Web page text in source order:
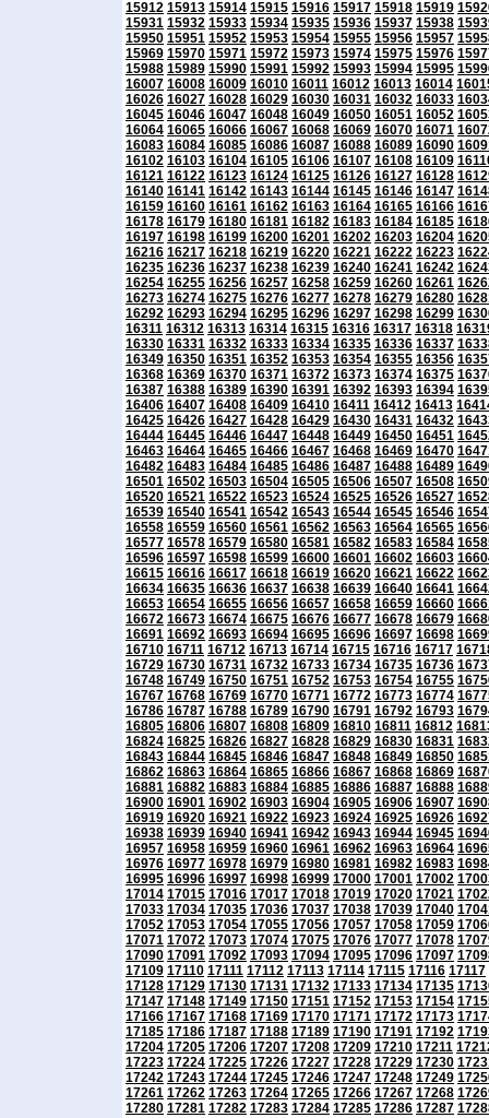
15912 15913 15914 15915 15916 15917 15918 15919
15931 15932 15933 15934 15935 15936 15937 15938
15950 15951 15952 15953 15954 15955 15956 15957
15969 15970 15971 15972 15973 15974 15975 15976
15988 15989 15990 15991 15992 15993 15994 15995
16007 16008 16009 16010 16011 16012 16013 16014
16026 16027 16028 16029 16030 16031 16032 16033
16045 16046 16047 16048 16049 16050 16051 16052
16064 16065 16066 16067 16068 16069 16070 16071
16083 16084 16085 16086 16087 16088 16089 16090
16102 16103 16104 16105 16106 16107 16108 16109
16121 16122 16123 16124 16125 16126 16127 16128
16140 16141 16142 16143 16144 16145 16146 16147
16159 16160 16161 16162 16163 16164 16165 16166
16178 16179 16180 16181 16182 16183 16184 16185
16197 16198 16199 16200 16201 16202 16203 16204
16216 16217 16218 16219 16220 16221 16222 16223
16235 16236 16237 16238 16239 16240 16241 16242
16254 16255 16256 16257 16258 16259 16260 16261
16273 16274 16275 16276 16277 16278 16279 16280
16292 16293 16294 16295 16296 16297 16298 16299
16311 16312 16313 16314 16315 16316 16317 16318
16330 16331 16332 16333 16334 16335 16336 16337
16349 16350 16351 16352 16353 16354 16355 16356
16368 16369 16370 16371 16372 16373 16374 16375
16387 16388 16389 16390 16391 16392 16393 16394
16406 16407 16408 16409 16410 16411 16412 16413
16425 16426 16427 16428 16429 16430 16431 16432
16444 16445 16446 16447 16448 16449 16450 16451
16463 16464 16465 16466 16467 16468 16469 16470
16482 16483 16484 16485 16486 16487 16488 16489
16501 16502 16503 16504 16505 16506 16507 16508
16520 16521 16522 16523 16524 16525 16526 16527
16539 16540 16541 16542 16543 16544 16545 16546
16558 16559 16560 16561 16562 16563 16564 16565
16577 16578 16579 16580 16581 16582 16583 16584
16596 16597 16598 16599 16600 16601 16602 16603
16615 16616 16617 16618 16619 16620 16621 16622
16634 16635 16636 16637 16638 16639 16640 16641
16653 16654 16655 16656 16657 16658 16659 16660
16672 16673 16674 16675 16676 16677 16678 16679
16691 16692 16693 16694 16695 16696 16697 16698
16710 16711 16712 16713 16714 16715 16716 16717
16729 16730 16731 16732 16733 16734 16735 16736
16748 16749 16750 16751 16752 16753 16754 16755
16767 16768 16769 16770 16771 16772 16773 16774
16786 16787 16788 16789 16790 16791 16792 16793
16805 16806 16807 16808 16809 16810 16811 16812
16824 16825 16826 16827 16828 16829 16830 16831
16843 16844 16845 16846 16847 16848 16849 16850
16862 16863 16864 16865 16866 16867 16868 16869
16881 16882 16883 16884 16885 16886 16887 16888
16900 16901 16902 16903 16904 16905 16906 16907
16919 16920 16921 16922 16923 16924 16925 16926
16938 16939 16940 16941 16942 16943 16944 16945
16957 16958 16959 16960 16961 16962 16963 16964
16976 16977 16978 16979 16980 16981 16982 16983
16995 16996 16997 16998 16999 17000 17001 17002
17014 17015 17016 17017 17018 17019 17020 17021
17033 17034 17035 17036 17037 17038 17039 17040
17052 17053 17054 17055 17056 17057 17058 17059
17071 17072 17073 17074 17075 17076 17077 17078
17090 17091 17092 17093 17094 17095 17096 17097
17109 17110 17111 17112 17113 17114 17115 17116 17117
17128 17129 17130 17131 17132 17133 17134 17135
17147 17148 17149 17150 17151 17152 17153 17154
17166 17167 17168 17169 17170 17171 17172 17173
17185 17186 17187 17188 17189 17190 17191 17192
17204 17205 17206 17207 17208 17209 17210 17211
17223 17224 17225 17226 17227 17228 17229 17230
17242 17243 17244 17245 17246 17247 17248 17249
17261 17262 17263 17264 17265 17266 17267 17268
17280 17281 17282 17283 17284 17285 17286 17287